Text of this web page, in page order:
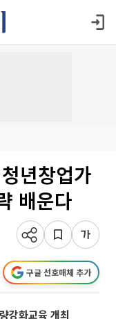
년창업가
배운다
구글 선호매체 추가
강화교육 개최